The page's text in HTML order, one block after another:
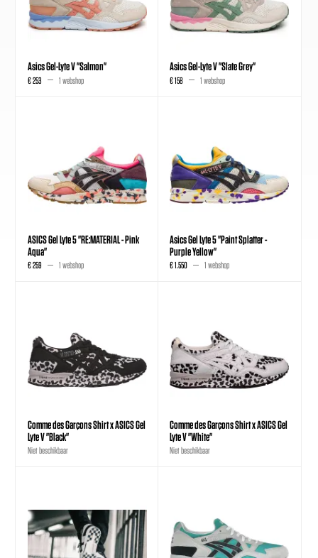
Asics Gel-Lyte V "Salmon"
€ 253 1 webshop
Asics Gel-Lyte V "Slate Grey"
€ 158 1 webshop
ASICS Gel Lyte 5 "RE:MATERIAL - Pink
Aqua"
€ 259 1 webshop
Asics Gel Lyte 5 "Paint Splatter -
Purple Yellow"
€ 1.550 1 webshop
Comme des Garçons Shirt x ASICS Gel
Lyte V "Black"
Niet beschikbaar
Comme des Garçons Shirt x ASICS Gel
Lyte V "White"
Niet beschikbaar